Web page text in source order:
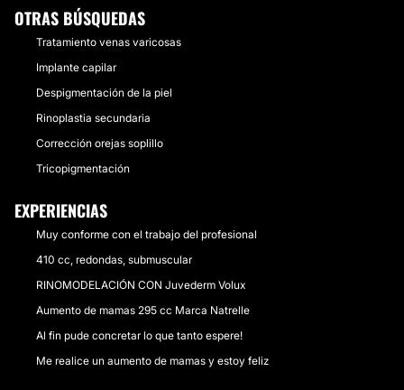
OTRAS BÚSQUEDAS
Tratamiento venas varicosas
Implante capilar
Despigmentación de la piel
Rinoplastia secundaria
Corrección orejas soplillo
Tricopigmentación
EXPERIENCIAS
Muy conforme con el trabajo del profesional
410 cc, redondas, submuscular
RINOMODELACIÓN CON Juvederm Volux
Aumento de mamas 295 cc Marca Natrelle
Al fin pude concretar lo que tanto espere!
Me realice un aumento de mamas y estoy feliz